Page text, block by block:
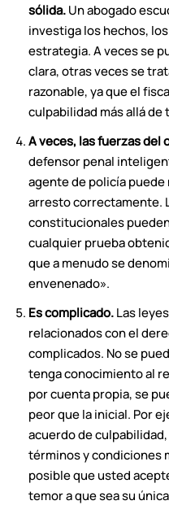
sólida.Un abogado
investiga los hechos,
estrategia. A veces se
clara, otras veces se
razonable, ya que el
culpabilidad más allá de
A veces, las fuerzas del
defensor penal
agente de policía puede
arresto correctamente.
constitucionales
cualquier prueba
que a menudo se
envenenado».
Es complicado.Las
relacionados con el
complicados. No se
tenga conocimiento al
por cuenta propia, se
peor que la inicial. Por
acuerdo de
términos y condiciones
posible que usted
temor a que sea su